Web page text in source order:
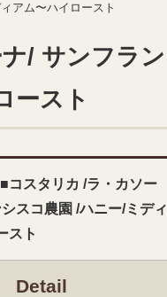
アム〜ハイロースト
/ サンフラン
ースト
コスタリカ /ラ・カソー
スコ農園 /ハニー/ミディ
スト
Detail